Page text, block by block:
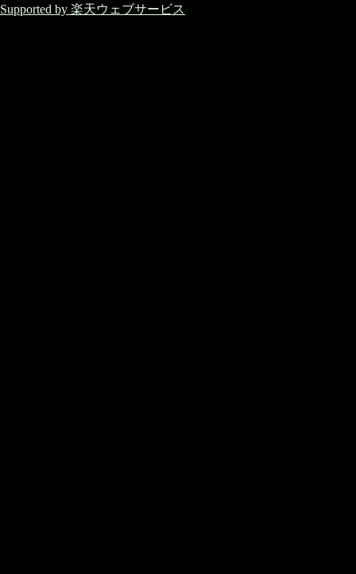
Supported by 楽天ウェブサービス